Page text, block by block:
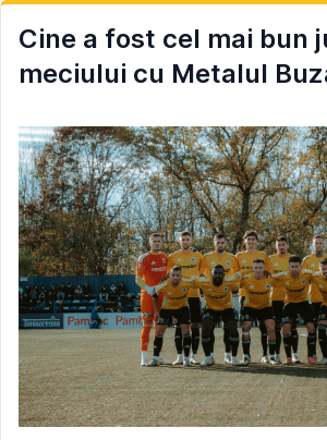
Cine a fost cel mai bun
meciului cu Metalul